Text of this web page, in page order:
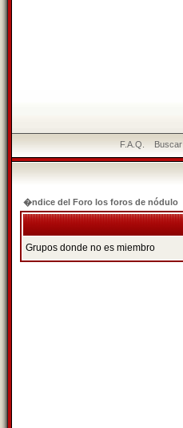
F.A.Q. Buscar
�ndice del Foro los foros de nódulo
Grupos donde no es miembro